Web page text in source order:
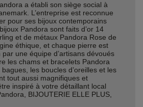
a établi son siège social à
L’entreprise est reconnue
pour ses bijoux contemporains
Pandora sont faits d’or 14
et de métaux Pandora Rose de
éthique, et chaque pierre est
une équipe d’artisans dévoués
les chams et bracelets Pandora
les boucles d’oreilles et les
tout aussi magnifiques et
inspiré à votre détaillant local
BIJOUTERIE ELLE PLUS,